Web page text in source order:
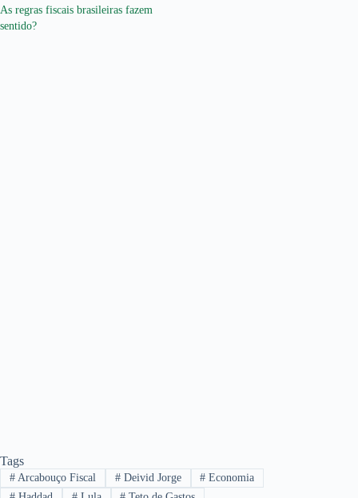
As regras fiscais brasileiras fazem
sentido?
Tags
#Arcabouço Fiscal #Deivid Jorge # Economia